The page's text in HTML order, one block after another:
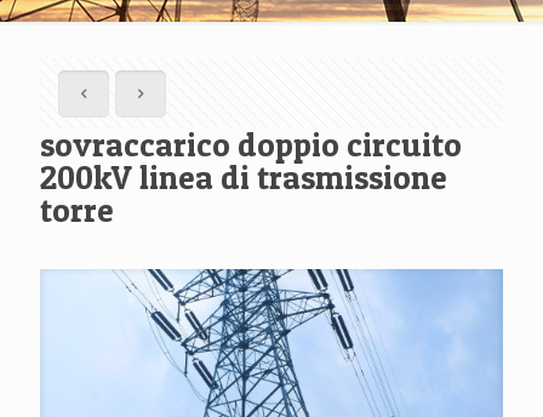
sovraccarico doppio circuito
200kV linea di trasmissione
torre